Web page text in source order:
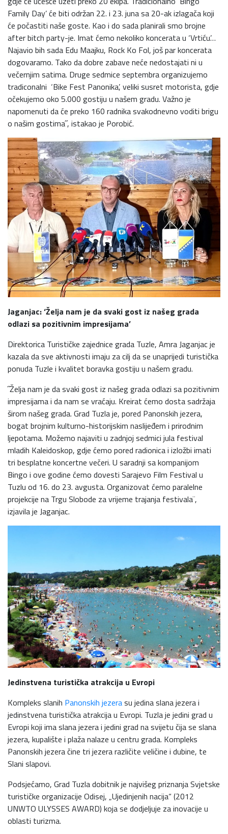
Family Day’ će biti održan 22. i 23. juna sa 20-ak izlagača koji
će počastiti naše goste. Kao i do sada planirali smo brojne
after bitch party-je. Imat ćemo nekoliko koncerata u ‘Vrtiću’…
Najavio bih sada Edu Maajku, Rock Ko Fol, još par koncerata
dogovaramo. Tako da dobre zabave neće nedostajati ni u
večernjim satima. Druge sedmice septembra organizujemo
tradiconalni ‘Bike Fest Panonika’, veliki susret motorista, gdje
očekujemo oko 5.000 gostiju u našem gradu. Važno je
napomenuti da će preko 160 radnika svakodnevno voditi brigu
o našim gostima˝, istakao je Porobić.
Jaganjac: ‘Želja nam je da svaki gost iz našeg grada
odlazi sa pozitivnim impresijama’
Direktorica Turističke zajednice grada Tuzle, Amra Jaganjac je
kazala da sve aktivnosti imaju za cilj da se unaprijedi turistička
ponuda Tuzle i kvalitet boravka gostiju u našem gradu.
˝Želja nam je da svaki gost iz našeg grada odlazi sa pozitivnim
impresijama i da nam se vraćaju. Kreirat ćemo dosta sadržaja
širom našeg grada. Grad Tuzla je, pored Panonskih jezera,
bogat brojnim kulturno-historijskim naslijeđem i prirodnim
ljepotama. Možemo najaviti u zadnjoj sedmici jula festival
mladih Kaleidoskop, gdje ćemo pored radionica i izložbi imati
tri besplatne koncertne večeri. U saradnji sa kompanijom
Bingo i ove godine ćemo dovesti Sarajevo Film Festival u
Tuzlu od 16. do 23. avgusta. Organizovat ćemo paralelne
projekcije na Trgu Slobode za vrijeme trajanja festivala¨,
izjavila je Jaganjac.
Jedinstvena turistička atrakcija u Evropi
Kompleks slanih Panonskih jezerasu jedina slana jezera i
jedinstvena turistička atrakcija u Evropi. Tuzla je jedini grad u
Evropi koji ima slana jezera i jedini grad na svijetu čija se slana
jezera, kupalište i plaža nalaze u centru grada. Kompleks
Panonskih jezera čine tri jezera različite veličine i dubine, te
Slani slapovi.
Podsjećamo, Grad Tuzla dobitnik je najvišeg priznanja Svjetske
turističke organizacije Odisej, „Ujedinjenih nacija“ (2012
UNWTO ULYSSES AWARD) koja se dodjeljuje za inovacije u
oblasti turizma.